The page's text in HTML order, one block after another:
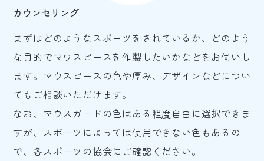
カウンセリング
まずはどのようなスポーツをされているか、どのよう
な目的でマウスピースを作製したいかなどをお伺いし
ます。マウスピースの色や厚み、デザインなどについ
てもご相談いただけます。
なお、マウスガードの色はある程度自由に選択できま
すが、スポーツによっては使用できない色もあるの
で、各スポーツの協会にご確認ください。